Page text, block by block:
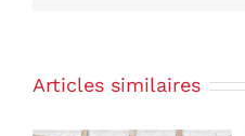
Articles similaires